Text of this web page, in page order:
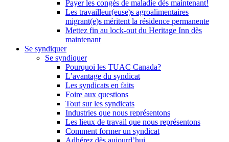
Payer les congés de maladie dès maintenant!
Les travailleur(euse)s agroalimentaires
migrant(e)s méritent la résidence permanente
Mettez fin au lock-out du Heritage Inn dès
maintenant
Se syndiquer
Se syndiquer
Pourquoi les TUAC Canada?
L’avantage du syndicat
Les syndicats en faits
Foire aux questions
Tout sur les syndicats
Industries que nous représentons
Les lieux de travail que nous représentons
Comment former un syndicat
Adhérez dès aujourd’hui